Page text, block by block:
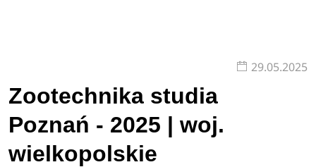
29.05.2025
Zootechnika studia
Poznań - 2025 | woj.
wielkopolskie